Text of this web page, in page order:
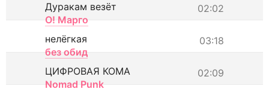
02:02
Дуракам везёт
О! Марго
03:18
нелёгкая
без обид
02:09
ЦИФРОВАЯ КОМА
Nomad Punk